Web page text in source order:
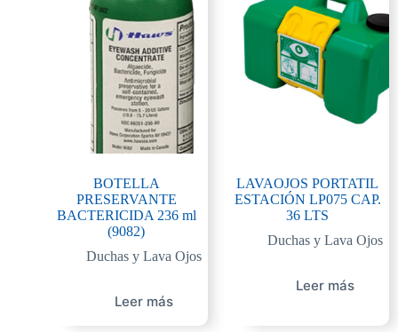
BOTELLA
PRESERVANTE
BACTERICIDA 236 ml
(9082)
Duchas y Lava Ojos
Leer más
LAVAOJOS PORTATIL
ESTACIÓN LP075 CAP.
36 LTS
Duchas y Lava Ojos
Leer más